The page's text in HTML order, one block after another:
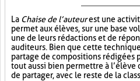
La Chaise de l’auteurest une
permet aux élèves, sur une base
une de leurs rédactions et de
auditeurs. Bien que cette
partage de compositions rédigées
tout aussi bien permettre à l’élève
de partager, avec le reste de la